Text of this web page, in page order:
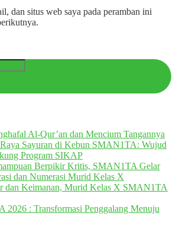
dan situs web saya pada peramban ini
Al-Qur’an dan Mencium Tangannya
Raya Sayuran di Kebun SMAN1TA: Wujud
Program SIKAP
Berpikir Kritis, SMAN1TA Gelar
dan Numerasi Murid Kelas X
dan Keimanan, Murid Kelas X SMAN1TA
2026 : Transformasi Penggalang Menuju